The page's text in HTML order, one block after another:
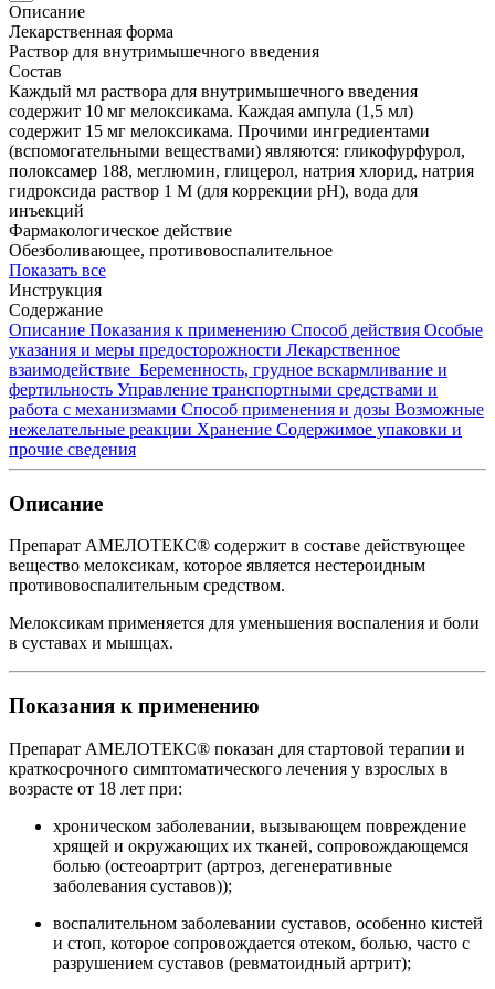
Описание
Лекарственная форма
Раствор для внутримышечного введения
Состав
Каждый мл раствора для внутримышечного введения
содержит 10 мг мелоксикама. Каждая ампула (1,5 мл)
содержит 15 мг мелоксикама. Прочими ингредиентами
(вспомогательными веществами) являются: гликофурфурол,
полоксамер 188, меглюмин, глицерол, натрия хлорид, натрия
гидроксида раствор 1 М (для коррекции pH), вода для
инъекций
Фармакологическое действие
Обезболивающее, противовоспалительное
Показать все
Инструкция
Содержание
Описание Показания к применению Способ действия Особые
указания и меры предосторожности Лекарственное
взаимодействие Беременность, грудное вскармливание и
фертильность Управление транспортными средствами и
работа с механизмами Способ применения и дозы Возможные
нежелательные реакции Хранение Содержимое упаковки и
прочие сведения
Описание
Препарат АМЕЛОТЕКС® содержит в составе действующее
вещество мелоксикам, которое является нестероидным
противовоспалительным средством.
Мелоксикам применяется для уменьшения воспаления и боли
в суставах и мышцах.
Показания к применению
Препарат АМЕЛОТЕКС® показан для стартовой терапии и
краткосрочного симптоматического лечения у взрослых в
возрасте от 18 лет при:
хроническом заболевании, вызывающем повреждение
хрящей и окружающих их тканей, сопровождающемся
болью (остеоартрит (артроз, дегенеративные
заболевания суставов));
воспалительном заболевании суставов, особенно кистей
и стоп, которое сопровождается отеком, болью, часто с
разрушением суставов (ревматоидный артрит);